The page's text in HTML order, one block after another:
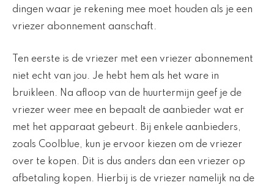
dingen waar je rekening mee moet houden als je een
vriezer abonnement aanschaft.
Ten eerste is de vriezer met een vriezer abonnement
niet echt van jou. Je hebt hem als het ware in
bruikleen. Na afloop van de huurtermijn geef je de
vriezer weer mee en bepaalt de aanbieder wat er
met het apparaat gebeurt. Bij enkele aanbieders,
zoals Coolblue, kun je ervoor kiezen om de vriezer
over te kopen. Dit is dus anders dan een vriezer op
afbetaling kopen. Hierbij is de vriezer namelijk na de